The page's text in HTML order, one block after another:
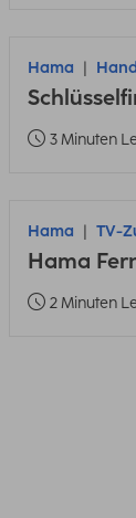
Hama
3 Minuten
Hama TV-
Hama
2 Minuten